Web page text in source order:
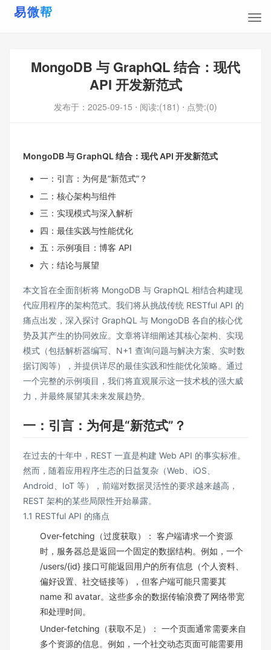
MongoDB 与 GraphQL 结合：现代
API 开发新范式
发布于： 2025-09-15 ⋅ 阅读:(181) ⋅ 点赞:(0)
MongoDB 与 GraphQL 结合：现代 API 开发新范式
一：引言：为何是“新范式”？
二：核心架构与组件
三：实现模式与深入解析
四：最佳实践与性能优化
五：示例项目：博客 API
六：结论与展望
本文旨在全面剖析将 MongoDB 与 GraphQL 相结合构建现
代应用程序的架构范式。我们将从挑战传统 RESTful API 的
痛点出发，深入探讨 GraphQL 与 MongoDB 各自的核心优
势及其产生的协同效应。文章将详细阐述其核心架构、实现
模式（包括解析器编写、N+1 查询问题与解决方案、实时数
据订阅等），并提供详尽的最佳实践和性能优化策略。通过
一个完整的示例项目，我们将直观展示这一技术栈的强大威
力，并最终展望其未来发展趋势。
一：引言：为何是“新范式”？
在过去的十年中，REST 一直是构建 Web API 的事实标准。
然而，随着应用程序生态的日益复杂（Web、iOS、
Android、IoT 等），前端对数据灵活性的要求越来越高，
REST 架构的某些局限性开始暴露。
1.1 RESTful API 的痛点
Over-fetching（过度获取）： 客户端请求一个资源
时，服务器总是返回一个固定的数据结构。例如，一个
/users/{id} 接口可能返回用户的所有信息（个人资料、
偏好设置、社交链接等），但客户端可能只需要其
name 和 avatar。这些多余的数据传输浪费了网络带宽
和处理时间。
Under-fetching（获取不足）： 一个页面通常需要来自
多个资源的信息。例如，一个社交动态页面可能需要用